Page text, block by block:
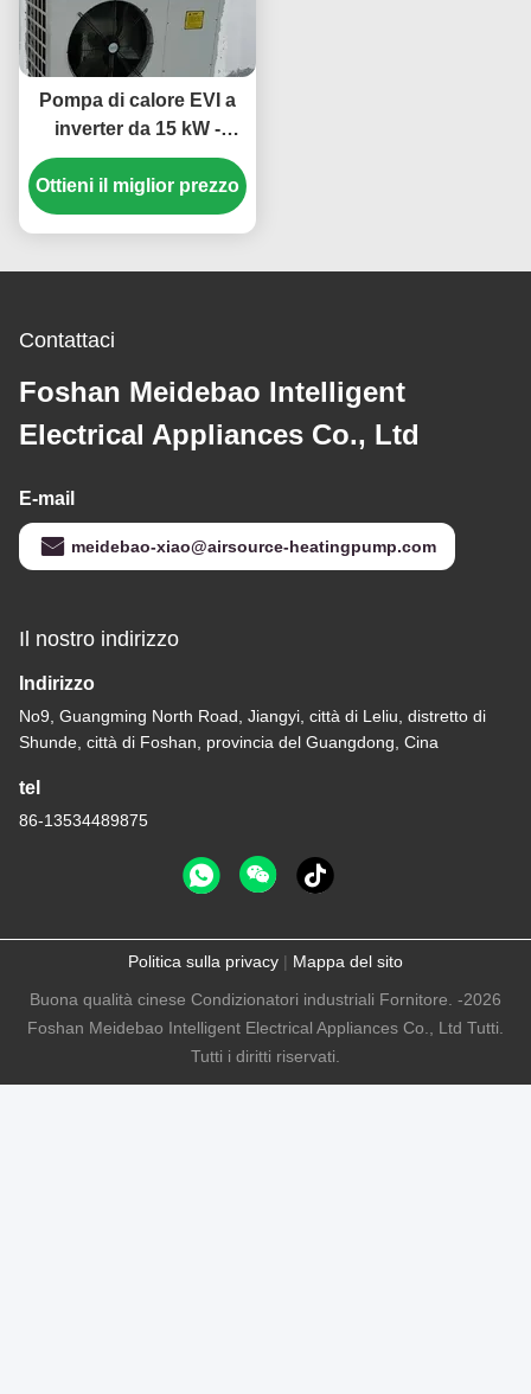
Pompa di calore EVI a
inverter da 15 kW -
Sistema di
riscaldamento e
raffreddamento
vista energetico ed
Ottieni il miglior prezzo
Contattaci
Foshan Meidebao Intelligent
Electrical Appliances Co., Ltd
E-mail
meidebao-xiao@airsource-heatingpump.com
Il nostro indirizzo
Indirizzo
No9, Guangming North Road, Jiangyi, città di Leliu, distretto di
Shunde, città di Foshan, provincia del Guangdong, Cina
tel
86-13534489875
Politica sulla privacy | Mappa del sito
Buona qualità cinese Condizionatori industriali Fornitore. -2026
Foshan Meidebao Intelligent Electrical Appliances Co., Ltd Tutti.
Tutti i diritti riservati.